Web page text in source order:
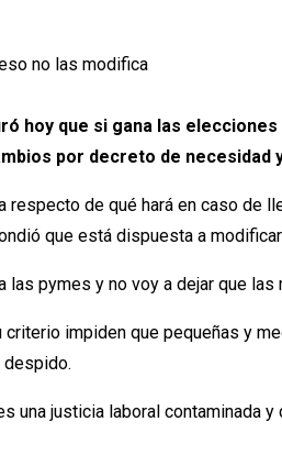
hoy que si gana las
por decreto de necesidad
de qué hará en caso de
que está dispuesta a
pymes y no voy a dejar que
impiden que pequeñas y
despido.
justicia laboral contaminada y